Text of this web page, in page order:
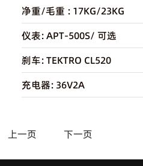
净重/毛重 : 17KG/23KG
仪表:APT-500S/ 可选
刹车:TEKTRO CL520
充电器: 36V2A
上一页 下一页